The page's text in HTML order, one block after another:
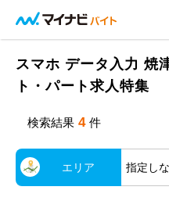
スマホ データ入力 焼
ト・パート求人特集
検索結果 4 件
エリア 指定し